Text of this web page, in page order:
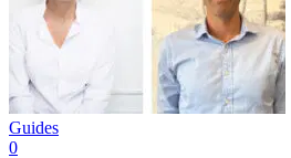
Guides
0